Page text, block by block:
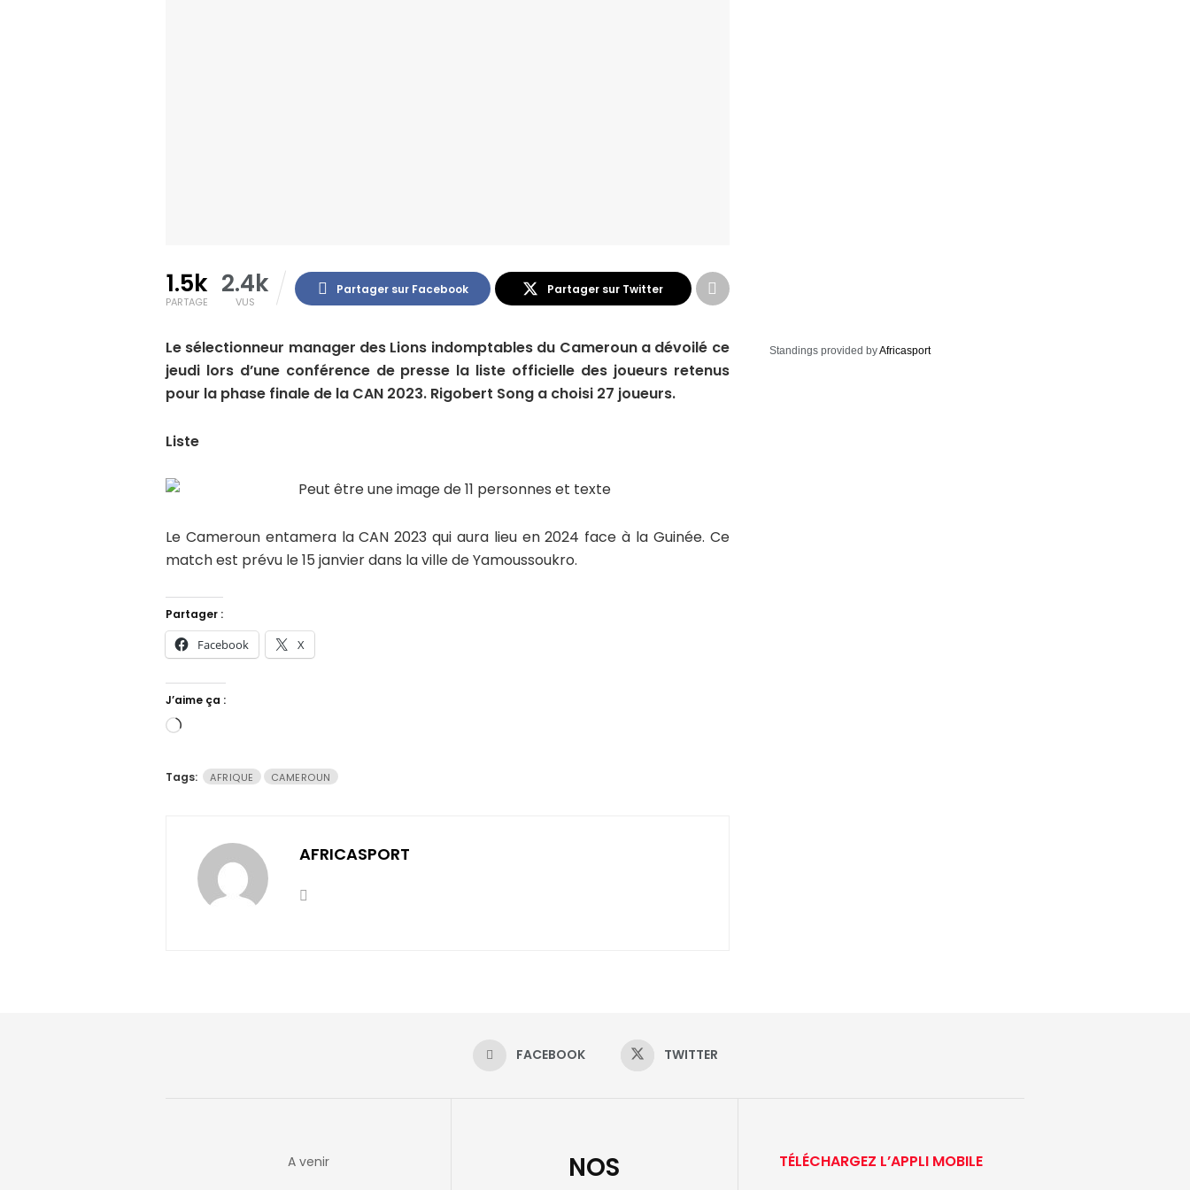
1.5k
PARTAGE
2.4k
VUS
Partager sur Facebook Partager sur Twitter
Le sélectionneur manager des Lions indomptables du Cameroun a dévoilé ce
jeudi lors d’une conférence de presse la liste officielle des joueurs retenus
pour la phase finale de la CAN 2023. Rigobert Song a choisi 27 joueurs.
Liste
Le Cameroun entamera la CAN 2023 qui aura lieu en 2024 face à la Guinée. Ce
match est prévu le 15 janvier dans la ville de Yamoussoukro.
Partager :
Facebook X
J’aime ça :
Chargement…
Tags: AFRIQUE CAMEROUN
AFRICASPORT
Standings provided byAfricasport
FACEBOOK TWITTER
A venir
NOS
TÉLÉCHARGEZ L’APPLI MOBILE